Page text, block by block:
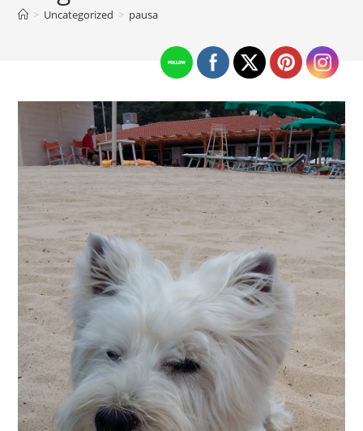
> Uncategorized > pausa